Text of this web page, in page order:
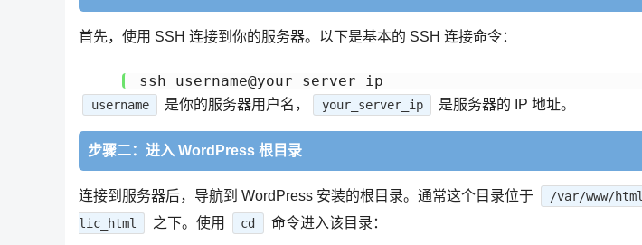
首先，使用 SSH 连接到你的服务器。以下是基本的 SSH 连接命令：
username 是你的服务器用户名， your_server_ip 是服务器的 IP 地址。
步骤二：进入 WordPress 根目录
连接到服务器后，导航到 WordPress 安装的根目录。通常这个目录位于 /var/www/html
lic_html
之下。使用 cd 命令进入该目录：